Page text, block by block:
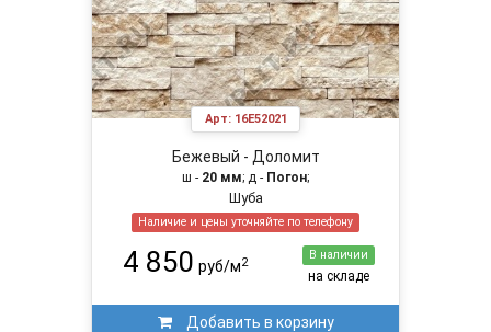
Арт: 16E52021
Бежевый - Доломит
ш - 20 мм; д - Погон;
Шуба
Наличие и цены уточняйте по телефону
4 850 руб/м2
В наличии
на складе
Добавить в корзину